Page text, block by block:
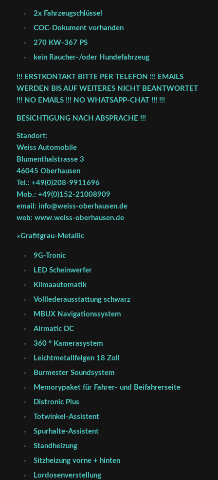
2x Fahrzeugschlüssel
COC-Dokument vorhanden
270 KW-367 PS
kein Raucher-/oder Hundefahrzeug
!!! ERSTKONTAKT BITTE PER TELEFON !!! EMAILS
WERDEN BIS AUF WEITERES NICHT BEANTWORTET
!!! NO EMAILS !!! NO WHATSAPP-CHAT !!! !!!
BESICHTIGUNG NACH ABSPRACHE !!!
Standort:
Weiss Automobile
Blumenthalstrasse 3
46045 Oberhausen
Tel.: +49(0)208-9911696
Mob.: +49(0)152-21008909
email: info@weiss-oberhausen.de
web: www.weiss-oberhausen.de
∗Grafitgrau-Metallic
9G-Tronic
LED Scheinwerfer
Klimaautomatik
Volllederausstattung schwarz
MBUX Navigationssystem
Airmatic DC
360 ° Kamerasystem
Leichtmetallfelgen 18 Zoll
Burmester Soundsystem
Memorypaket für Fahrer- und Beifahrerseite
Distronic Plus
Totwinkel-Assistent
Spurhalte-Assistent
Standheizung
Sitzheizung vorne + hinten
Lordosenverstellung